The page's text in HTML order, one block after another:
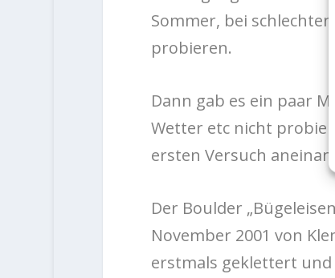
Sommer, bei
probieren.
Dann gab es ein paar
Wetter etc nicht
ersten Versuch
Der Boulder
November 2001 von
erstmals geklettert und